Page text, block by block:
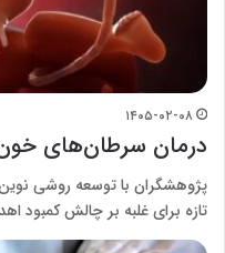
۱۴۰۵-۰۲-۰۸
درمان سرطان‌های
پژوهشگران با توسعه روشی
تازه برای غلبه بر چالش کمبود